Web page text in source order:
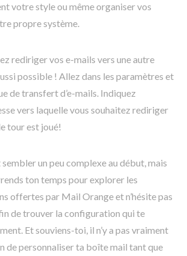
votre style ou même organiser vos
propre système.
rediriger vos e-mails vers une autre
possible ! Allez dans les paramètres et
de transfert d’e-mails. Indiquez
vers laquelle vous souhaitez rediriger
tour est joué!
un peu complexe au début, mais
ton temps pour explorer les
offertes par Mail Orange et n’hésite pas
de trouver la configuration qui te
Et souviens-toi, il n’y a pas vraiment
de personnaliser ta boîte mail tant que